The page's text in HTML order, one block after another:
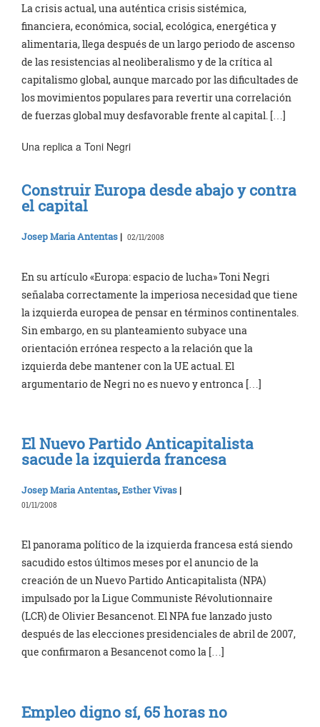
La crisis actual, una auténtica crisis sistémica,
financiera, económica, social, ecológica, energética y
alimentaria, llega después de un largo periodo de ascenso
de las resistencias al neoliberalismo y de la crítica al
capitalismo global, aunque marcado por las dificultades de
los movimientos populares para revertir una correlación
de fuerzas global muy desfavorable frente al capital. […]
Una replica a Toni Negri
Construir Europa desde abajo y contra
el capital
Josep Maria Antentas | 02/11/2008
En su artículo «Europa: espacio de lucha» Toni Negri
señalaba correctamente la imperiosa necesidad que tiene
la izquierda europea de pensar en términos continentales.
Sin embargo, en su planteamiento subyace una
orientación errónea respecto a la relación que la
izquierda debe mantener con la UE actual. El
argumentario de Negri no es nuevo y entronca […]
El Nuevo Partido Anticapitalista
sacude la izquierda francesa
Josep Maria Antentas,Esther Vivas |
01/11/2008
El panorama político de la izquierda francesa está siendo
sacudido estos últimos meses por el anuncio de la
creación de un Nuevo Partido Anticapitalista (NPA)
impulsado por la Ligue Communiste Révolutionnaire
(LCR) de Olivier Besancenot. El NPA fue lanzado justo
después de las elecciones presidenciales de abril de 2007,
que confirmaron a Besancenot como la […]
Empleo digno sí, 65 horas no